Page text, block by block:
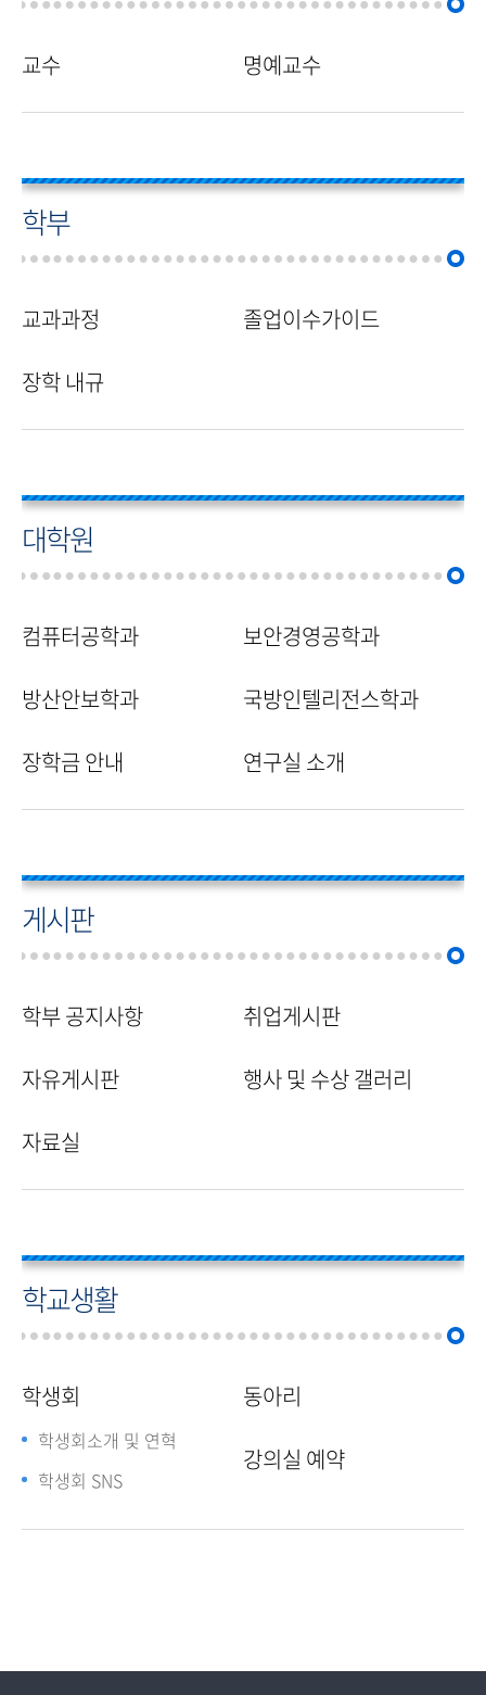
교수 명예교수
학부
교과과정
졸업이수가이드
장학 내규
대학원
컴퓨터공학과
보안경영공학과
방산안보학과
국방인텔리전스학과
장학금 안내
연구실 소개
게시판
학부 공지사항
취업게시판
자유게시판
행사 및 수상 갤러리
자료실
학교생활
학생회
학생회소개 및 연혁
학생회 SNS
동아리
강의실 예약